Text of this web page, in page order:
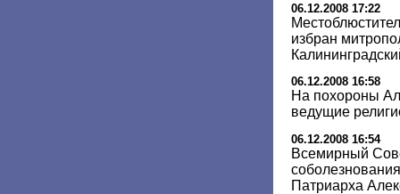
06.12.2008 17:22
избран
06.12.2008 16:58
На похороны
ведущие
06.12.2008 16:54
Всемирный
Патриарха